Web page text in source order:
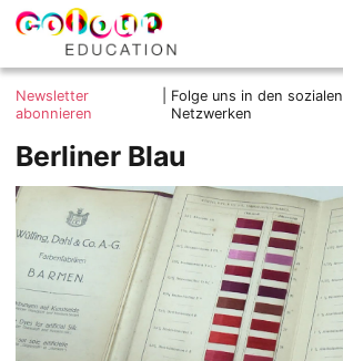
Skip
colour.education
Farbe
entdecken
Was ist colour.education?
Ziele und Mitmachen
Kontakt
Impressum
Datenschutzerklärung
Newsletter
abonnieren
Folge uns in den sozialen
Netzwerken
Berliner Blau